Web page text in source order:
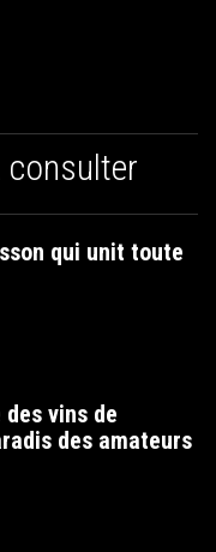
consulter
qui unit toute
vins de
des amateurs